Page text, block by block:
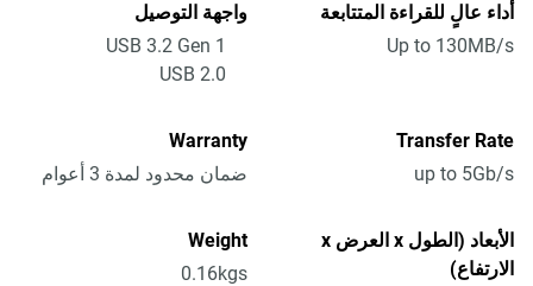
أداء عالٍ للقراءة المتتابعة
Up to 130MB/s
واجهة التوصيل
USB 3.2 Gen 1
USB 2.0
Transfer Rate
up to 5Gb/s
Warranty
ضمان محدود لمدة 3 أعوام
الأبعاد (الطول x العرض x
الارتفاع)
Weight
0.16kgs